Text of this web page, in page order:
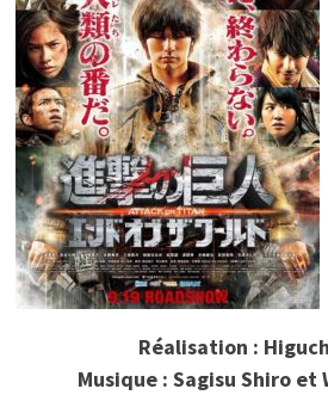
Réalisation :
Musique : Sagisu Shiro et